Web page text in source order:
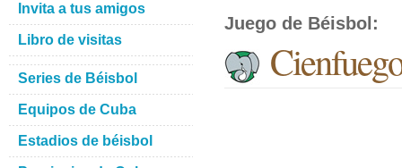
Juego de Béisbol :
Invita a tus amigos
Libro de visitas
Series de Béisbol
Equipos de Cuba
Estadios de béisbol